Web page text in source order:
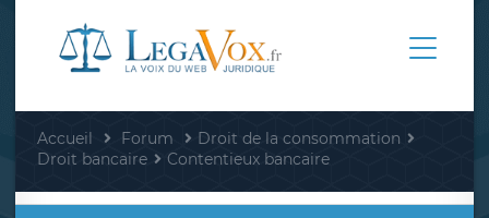
Accueil Forum
Droit de la consommation
Droit bancaire
Contentieux bancaire